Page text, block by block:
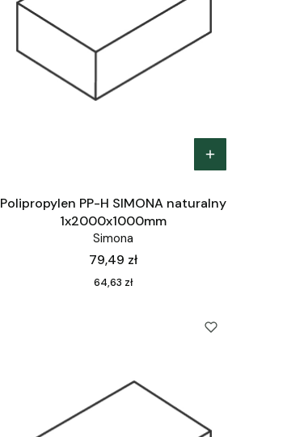
Polipropylen PP-H SIMONA naturalny
1x2000x1000mm
Simona
Cena
79,49 zł
Cena
64,63 zł